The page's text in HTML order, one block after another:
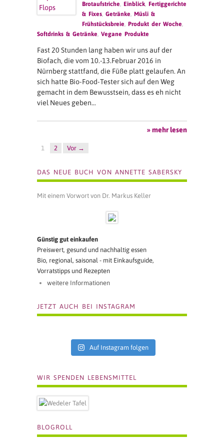
Brotaufstriche, Einblick, Fertiggerichte
& Fixes,Getränke,Müsli &
Frühstücksbreie,Produkt der Woche,
Softdrinks & Getränke, Vegane Produkte
Fast 20 Stunden lang haben wir uns auf der
Biofach, die vom 10.-13.Februar 2016 in
Nürnberg stattfand, die Füße platt gelaufen. An
sich hatte Bio-Food-Tester sich auf den Weg
gemacht in dem Bewusstsein, dass es eh nicht
viel Neues geben…
» mehr lesen
1 2 Vor →
DAS NEUE BUCH VON ANNETTE SABERSKY
Mit einem Vorwort von Dr. Markus Keller
Günstig gut einkaufen
Preiswert, gesund und nachhaltig essen
Bio, regional, saisonal - mit Einkaufsguide,
Vorratstipps und Rezepten
weitere Informationen
JETZT AUCH BEI INSTAGRAM
Auf Instagram folgen
WIR SPENDEN LEBENSMITTEL
BLOGROLL